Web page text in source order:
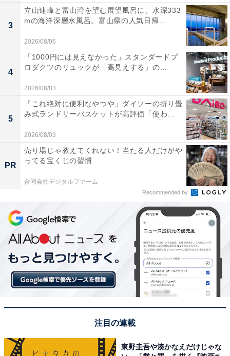
3
立山連峰と富山湾を望む展望風呂に、水深333
mの海洋深層水風呂。富山県の人気日帰...
2026/08/06
4
「1000円には見えなかった」スタンダードプ
ロダクツのリュックが「高見えする」の...
2026/08/03
5
「これ絶対に便利なやつや」ダイソーの折り畳
み式ランドリーバスケットが高評価「使わ...
2026/08/03
PR
売り場じゃ教えてくれない！当たる人だけがや
ってる宝くじの習慣
合同会社デジタルファーム
Recommended by
注目の連載
東野圭吾や湊かなえだけじゃな